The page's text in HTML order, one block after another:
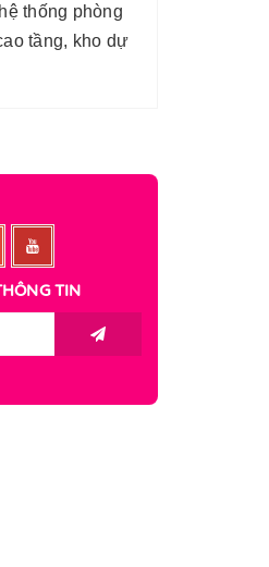
thống phòng
tầng, kho dự
TIN